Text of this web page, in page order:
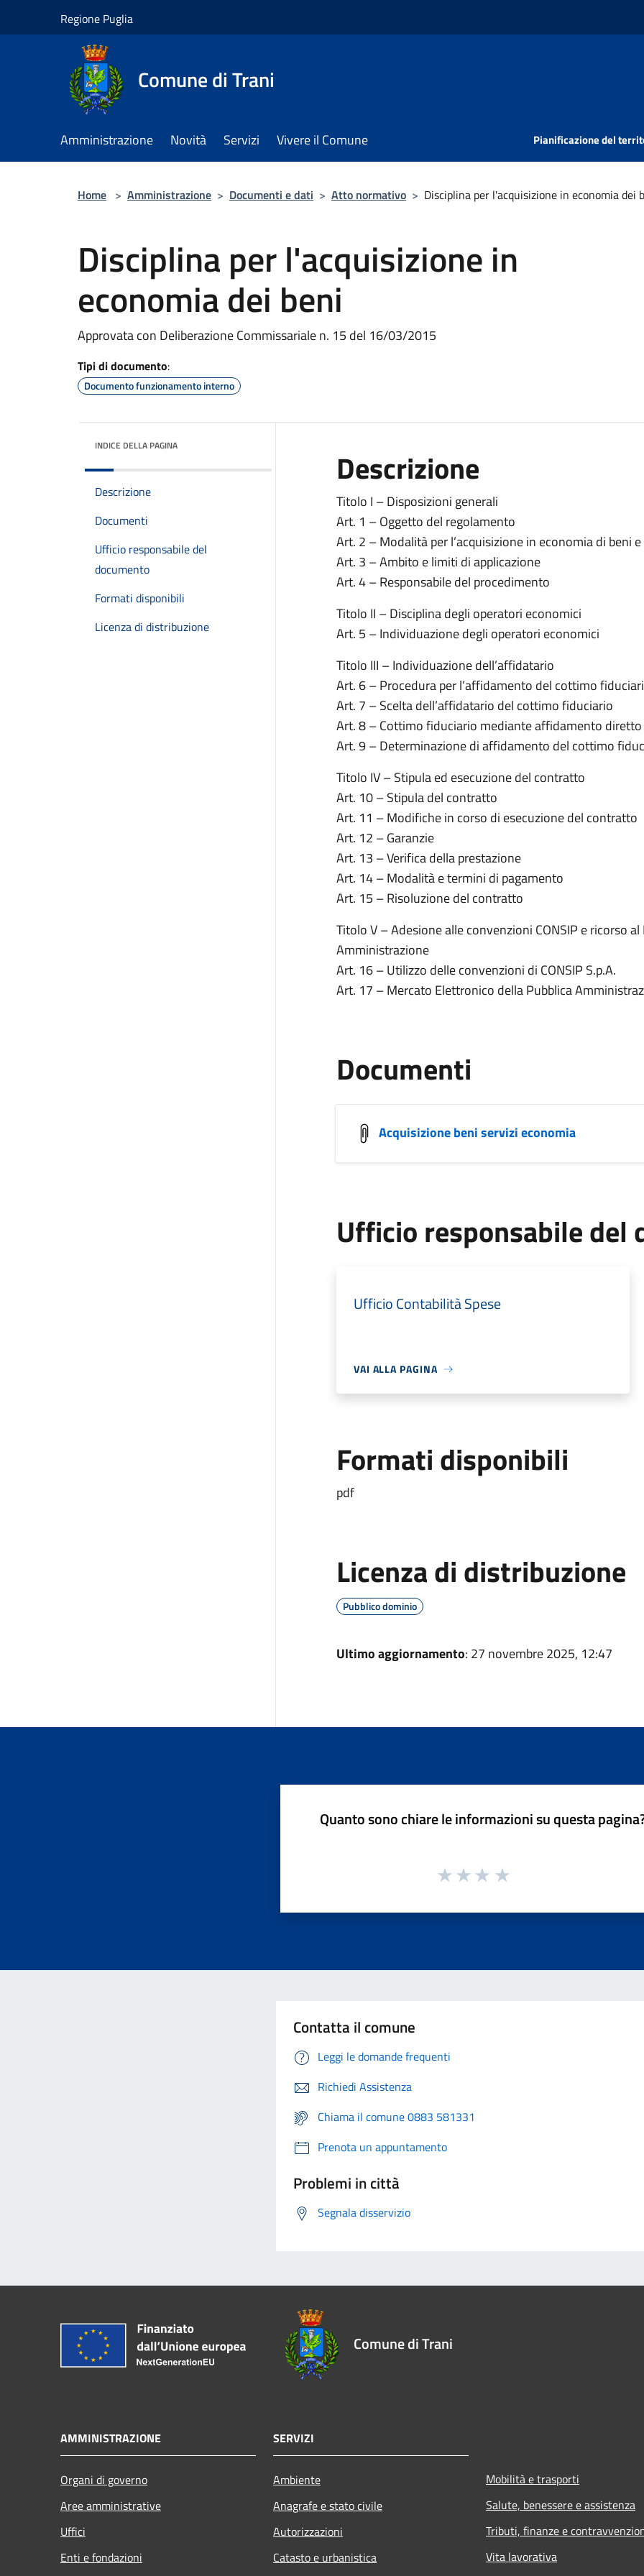
Regione Puglia
Comune di Trani
Amministrazione Novità Servizi Vivere il Comune Pianificazione del
Home > Amministrazione > Documenti e dati > Atto normativo > Disciplina per l'acquisizione in economia dei
Disciplina per l'acquisizione in
economia dei beni
Approvata con Deliberazione Commissariale n. 15 del 16/03/2015
Tipi di documento:
Documento funzionamento interno
INDICE DELLA PAGINA
Descrizione
Documenti
Ufficio responsabile del
documento
Formati disponibili
Licenza di distribuzione
Descrizione
Titolo I – Disposizioni generali
Art. 1 – Oggetto del regolamento
Art. 2 – Modalità per l’acquisizione in economia di beni
Art. 3 – Ambito e limiti di applicazione
Art. 4 – Responsabile del procedimento
Titolo II – Disciplina degli operatori economici
Art. 5 – Individuazione degli operatori economici
Titolo III – Individuazione dell’affidatario
Art. 6 – Procedura per l’affidamento del cottimo
Art. 7 – Scelta dell’affidatario del cottimo fiduciario
Art. 8 – Cottimo fiduciario mediante affidamento diretto
Art. 9 – Determinazione di affidamento del cottimo
Titolo IV – Stipula ed esecuzione del contratto
Art. 10 – Stipula del contratto
Art. 11 – Modifiche in corso di esecuzione del contratto
Art. 12 – Garanzie
Art. 13 – Verifica della prestazione
Art. 14 – Modalità e termini di pagamento
Art. 15 – Risoluzione del contratto
Titolo V – Adesione alle convenzioni CONSIP e ricorso
Amministrazione
Art. 16 – Utilizzo delle convenzioni di CONSIP S.p.A.
Art. 17 – Mercato Elettronico della Pubblica
Documenti
Acquisizione beni servizi economia
Ufficio responsabile del
Ufficio Contabilità Spese
VAI ALLA PAGINA
Formati disponibili
pdf
Licenza di distribuzione
Pubblico dominio
Ultimo aggiornamento: 27 novembre 2025, 12:47
Quanto sono chiare le informazioni su questa
Contatta il comune
Leggi le domande frequenti
Richiedi Assistenza
Chiama il comune 0883 581331
Prenota un appuntamento
Problemi in città
Segnala disservizio
Comune di Trani
AMMINISTRAZIONE
Organi di governo
Aree amministrative
Uffici
Enti e fondazioni
SERVIZI
Ambiente
Anagrafe e stato civile
Autorizzazioni
Catasto e urbanistica
Mobilità e trasporti
Salute, benessere e assistenza
Tributi, finanze e
Vita lavorativa